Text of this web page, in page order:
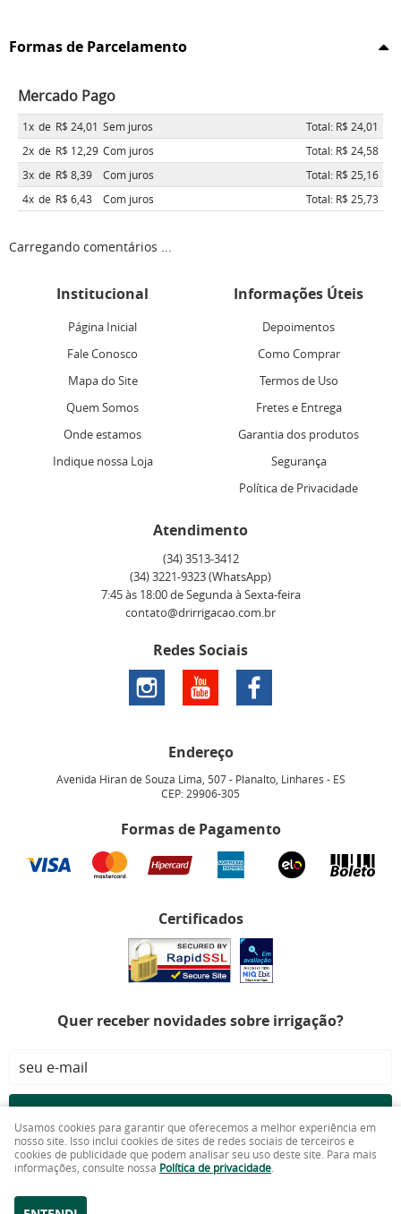
Formas de Parcelamento
Mercado Pago
1x de R$ 24,01 Sem juros
Total: R$ 24,01
2x de R$ 12,29 Com juros
Total: R$ 24,58
3x de R$ 8,39 Com juros
Total: R$ 25,16
4x de R$ 6,43 Com juros Total: R$ 25,73
Carregando comentários ...
Institucional
Página Inicial
Fale Conosco
Mapa do Site
Quem Somos
Onde estamos
Indique nossa Loja
Informações Úteis
Depoimentos
Como Comprar
Termos de Uso
Fretes e Entrega
Garantia dos produtos
Segurança
Política de Privacidade
Atendimento
(34)3513-3412
(34)3221-9323(WhatsApp)
7:45 às 18:00 de Segunda à Sexta-feira
contato@drirrigacao.com.br
Redes Sociais
Endereço
Avenida Hiran de Souza Lima, 507- Planalto, Linhares - ES
CEP: 29906-305
Formas de Pagamento
Certificados
Quer receber novidades sobre irrigação?
CADASTRAR
Doutor Irrigação LTDA CNPJ: 26.095.415/0001-80
Usamos cookies para garantir que oferecemos a melhor experiência em
nosso site. Isso inclui cookies de sites de redes sociais de terceiros e
cookies de publicidade que podem analisar seu uso deste site. Para mais
informações, consulte nossa Política de privacidade